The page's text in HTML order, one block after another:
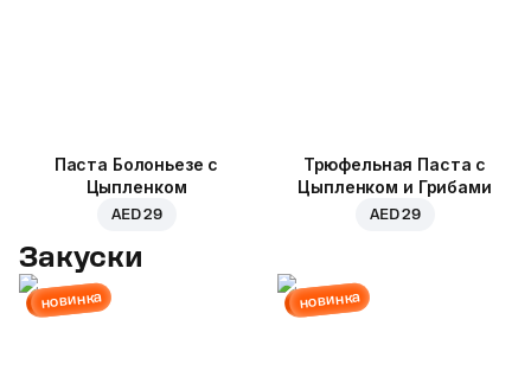
Паста Болоньезе с
Цыпленком
AED 29
Трюфельная Паста с
Цыпленком и Грибами
AED 29
Закуски
новинка новинка